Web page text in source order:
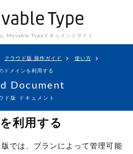
Movable Type ドキュメントサイト
クラウド版 操作ガイド 使い方
ドメインを利用する
Document
ド版 ドキュメント
利用する
では、プランによって管理可能